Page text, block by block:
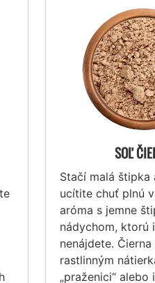
SOĽ
Stačí malá štipka
ucítite chuť plnú
aróma s jemne
nádychom, ktorú
nenájdete.
rastlinným
„praženici“ alebo